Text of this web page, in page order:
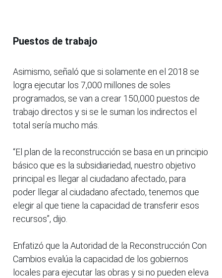
Puestos de trabajo
Asimismo, señaló que si solamente en el 2018 se
logra ejecutar los 7,000 millones de soles
programados, se van a crear 150,000 puestos de
trabajo directos y si se le suman los indirectos el
total sería mucho más.
“El plan de la reconstrucción se basa en un principio
básico que es la subsidiariedad, nuestro objetivo
principal es llegar al ciudadano afectado, para
poder llegar al ciudadano afectado, tenemos que
elegir al que tiene la capacidad de transferir esos
recursos”, dijo.
Enfatizó que la Autoridad de la Reconstrucción Con
Cambios evalúa la capacidad de los gobiernos
locales para ejecutar las obras y si no pueden eleva